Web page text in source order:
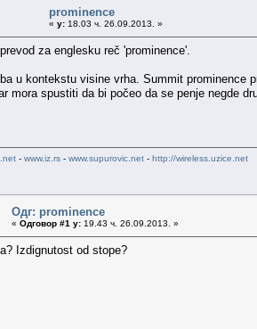
prominence
« у: 18.03 ч. 26.09.2013. »
za englesku reč 'prominence'.
u kontekstu visine vrha. Summit prominence
mora spustiti da bi počeo da se penje negde
- www.iz.rs - www.supurovic.net - http://wireless.uzice.net
Одг: prominence
« Одговор #1 у: 19.43 ч. 26.09.2013. »
Izdignutost od stope?